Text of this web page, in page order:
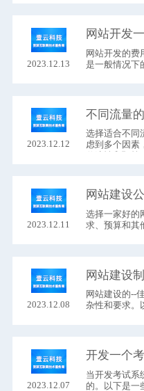
2023.12.13
网站开发
网站开发的费
是一般情况下
2023.12.12
选择适合不同
虑到多个因素
2023.12.11
网站建设
选择一家好的
求、预算和其
2023.12.08
网站建设的--
杂性和要求。
2023.12.07
当开发考试系
的。以下是一